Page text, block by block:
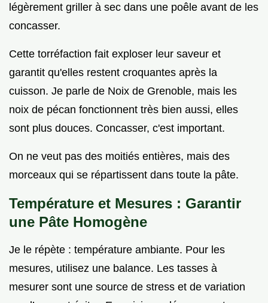
légèrement griller à sec dans une poêle avant de les
concasser.
Cette torréfaction fait exploser leur saveur et
garantit qu'elles restent croquantes après la
cuisson. Je parle de Noix de Grenoble, mais les
noix de pécan fonctionnent très bien aussi, elles
sont plus douces. Concasser, c'est important.
On ne veut pas des moitiés entières, mais des
morceaux qui se répartissent dans toute la pâte.
Température et Mesures : Garantir
une Pâte Homogène
Je le répète : température ambiante. Pour les
mesures, utilisez une balance. Les tasses à
mesurer sont une source de stress et de variation